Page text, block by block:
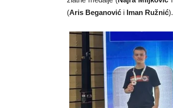
(Aris Beganović i Iman Ružnić).